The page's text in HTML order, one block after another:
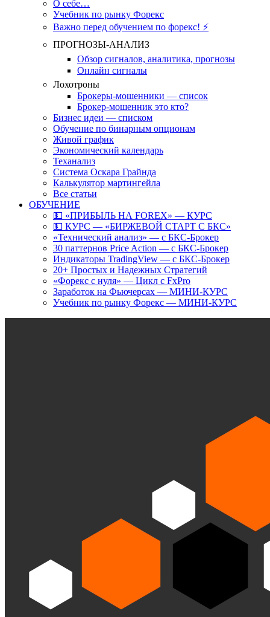
О себе…
Учебник по рынку Форекс
Важно перед обучением по форекс! ⚡
ПРОГНОЗЫ-АНАЛИЗ
Обзор сигналов, аналитика, прогнозы
Онлайн сигналы
Лохотроны
Брокеры-мошенники — список
Брокер-мошенник это кто?
Бизнес идеи — списком
Обучение по бинарным опционам
Живой график
Экономический календарь
Теханализ
Система Оскара Грайнда
Калькулятор мартингейла
Все статьи
ОБУЧЕНИЕ
💵 «ПРИБЫЛЬ НА FOREX» — КУРС
💵 КУРС — «БИРЖЕВОЙ СТАРТ С БКС»
«Технический анализ» — с БКС-Брокер
30 паттернов Price Action — с БКС-Брокер
Индикаторы TradingView — с БКС-Брокер
20+ Простых и Надежных Стратегий
«Форекс с нуля» — Цикл с FxPro
Заработок на Фьючерсах — МИНИ-КУРС
Учебник по рынку Форекс — МИНИ-КУРС